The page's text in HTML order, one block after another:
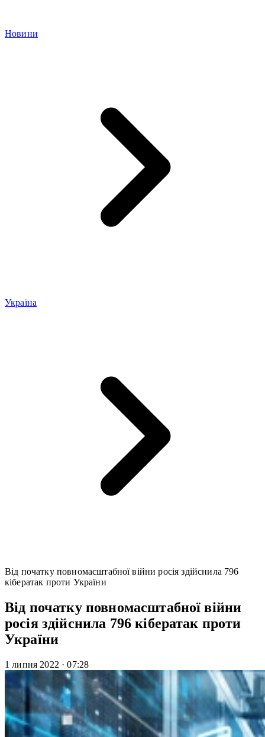
Новини
Україна
Від початку повномасштабної війни росія здійснила 796
кібератак проти України
Від початку повномасштабної війни
росія здійснила 796 кібератак проти
України
1 липня 2022 · 07:28